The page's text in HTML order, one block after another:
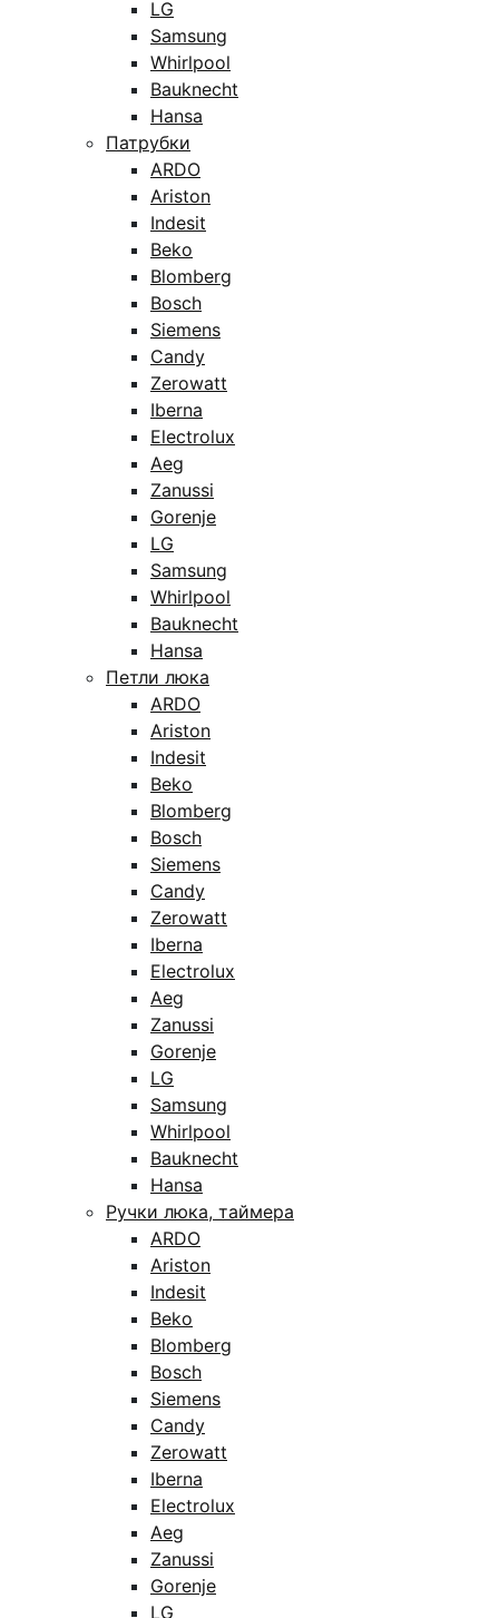
LG
Samsung
Whirlpool
Bauknecht
Hansa
Патрубки
ARDO
Ariston
Indesit
Beko
Blomberg
Bosch
Siemens
Candy
Zerowatt
Iberna
Electrolux
Aeg
Zanussi
Gorenje
LG
Samsung
Whirlpool
Bauknecht
Hansa
Петли люка
ARDO
Ariston
Indesit
Beko
Blomberg
Bosch
Siemens
Candy
Zerowatt
Iberna
Electrolux
Aeg
Zanussi
Gorenje
LG
Samsung
Whirlpool
Bauknecht
Hansa
Ручки люка, таймера
ARDO
Ariston
Indesit
Beko
Blomberg
Bosch
Siemens
Candy
Zerowatt
Iberna
Electrolux
Aeg
Zanussi
Gorenje
LG